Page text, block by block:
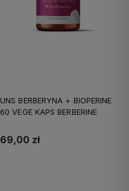
UNS BERBERYNA + BIOPERINE
60 VEGE KAPS BERBERINE
69,00 zł